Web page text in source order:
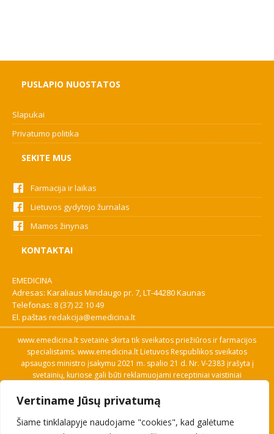
Vertiname Jūsų privatumą
Šiame tinklalapyje naudojame "cookies", kad galėtume
PUSLAPIO NUOSTATOS
Slapukai
Privatumo politika
SEKITE MUS
Farmacija ir laikas
Lietuvos gydytojo žurnalas
Mamos žinynas
KONTAKTAI
EMEDICINA
Adresas: Karaliaus Mindaugo pr. 7, LT-44280 Kaunas
Telefonas: 8 (37) 22 10 49
El. paštas redakcija@emedicina.lt
www.emedicina.lt svetainė skirta tik sveikatos priežiūros ir farmacijos
specialistams. www.emedicina.lt Lietuvos Respublikos sveikatos
apsaugos ministro įsakymu 2021 m. spalio 21 d. Nr. V-2383 įrašyta į
svetainių, kuriose gali būti reklamuojami receptiniai vaistiniai
savo profesinę kvalifikaciją. Naudingos nuorodos: Vaistų ir medicinos
pagalbos priemonių kainų paieška, VVKT tinklalapis, Sveikatos
priežiūros ar farmacijos specialisto pranešimo apie įtariamą